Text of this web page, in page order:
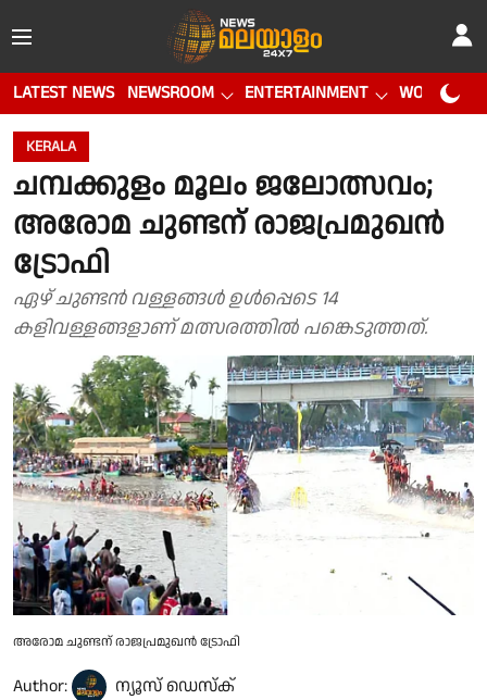
LATEST NEWS NEWSROOM ENTERTAINMENT WORLD CUP
KERALA
ചമ്പക്കുളം മൂലം ജലോത്സവം;
അരോമ ചുണ്ടന് രാജപ്രമുഖൻ
ട്രോഫി
ഏഴ് ചുണ്ടൻ വള്ളങ്ങൾ ഉൾപ്പെടെ 14
കളിവള്ളങ്ങളാണ് മത്സരത്തിൽ പങ്കെടുത്തത്.
അരോമ ചുണ്ടന് രാജപ്രമുഖൻ ട്രോഫി
Author: ന്യൂസ് ഡെസ്ക്